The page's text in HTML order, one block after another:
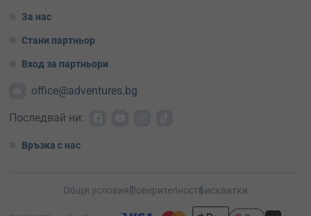
За нас
Стани партньор
Вход за партньори
office@adventures.bg
Последвай ни:
Връзка с нас
Общи условияПоверителностБисквитки